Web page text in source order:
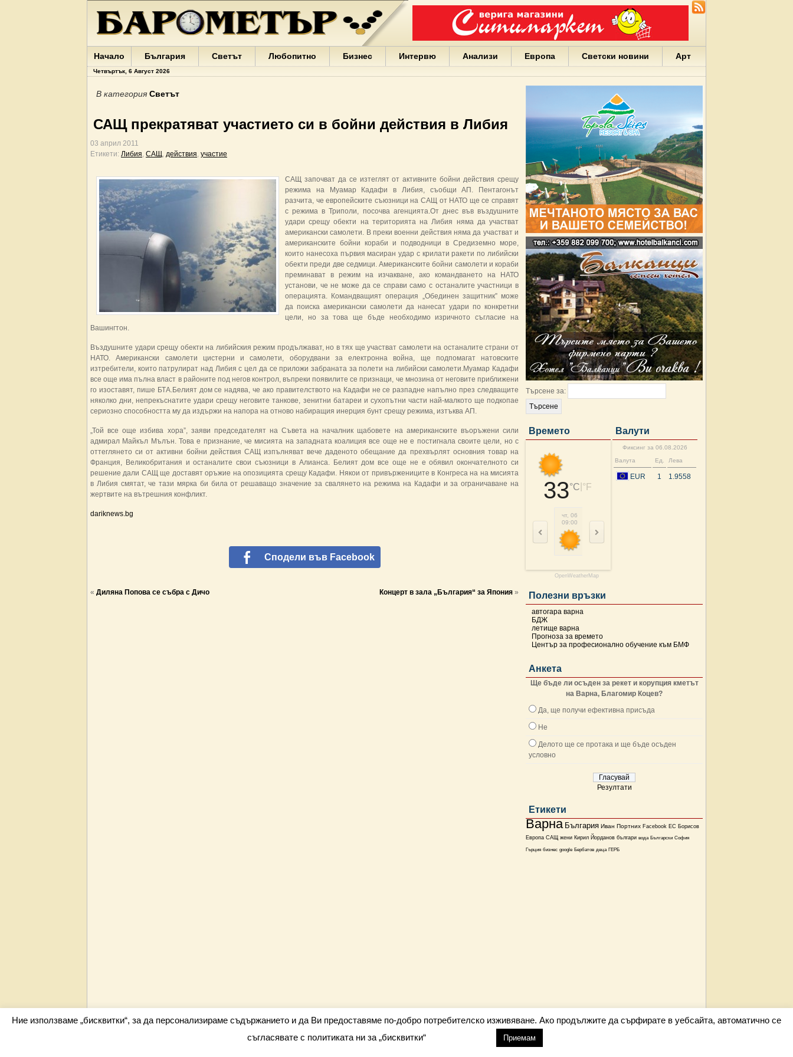
Варна
България
Портних
Facebook
ЕС
Борисов
Европа
Йорданов
българи
Гърция
бизнес
google
деца
Бербатов
ГЕРБ
Начало България Светът Любопитно Бизнес Интервю Анализи Европа Светски новини Арт
Четвъртък, 6 Август 2026
Търсене за:
Времето
33°C °F
чт, 06
09:00
12:00
OpenWeatherMap
Валути
Фиксинг за 06.08.2026
Валута
Ед. Лева
EUR 1 1.9558
Полезни връзки
автогара варна
БДЖ
летище варна
Прогноза за времето
Център за професионално обучение към БМФ
Анкета
Ще бъде ли осъден за рекет и корупция кметът
на Варна, Благомир Коцев?
Да, ще получи ефективна присъда
Не
Делото ще се протака и ще бъде осъден
условно
Резултати
Етикети
Варна България Иван Портних Facebook ЕС Борисов
Европа САЩ жени Кирил Йорданов българи вода Български София
Гърция бизнес google Бербатов деца ГЕРБ
В категория Светът
САЩ прекратяват участието си в бойни действия в Либия
03 април 2011
Етикети: Либия, САЩ, действия, участие
САЩ започват да се изтеглят от активните бойни действия срещу
режима на Муамар Кадафи в Либия, съобщи АП. Пентагонът
разчита, че европейските съюзници на САЩ от НАТО ще се справят
с режима в Триполи, посочва агенцията.От днес във въздушните
удари срещу обекти на територията на Либия няма да участват
американски самолети. В преки военни действия няма да участват и
американските бойни кораби и подводници в Средиземно море,
които нанесоха първия масиран удар с крилати ракети по либийски
обекти преди две седмици. Американските бойни самолети и кораби
преминават в режим на изчакване, ако командването на НАТО
установи, че не може да се справи само с останалите участници в
операцията. Командващият операция „Обединен защитник” може
да поиска американски самолети да нанесат удари по конкретни
цели, но за това ще бъде необходимо изричното съгласие на
Вашингтон.
Въздушните удари срещу обекти на либийския режим продължават, но в тях ще участват самолети на останалите страни от
НАТО. Американски самолети цистерни и самолети, оборудвани за електронна война, ще подпомагат натовските
изтребители, които патрулират над Либия с цел да се приложи забраната за полети на либийски самолети.Муамар Кадафи
все още има пълна власт в районите под негов контрол, въпреки появилите се признаци, че мнозина от неговите приближени
го изоставят, пише БТА.Белият дом се надява, че ако правителството на Кадафи не се разпадне напълно през следващите
няколко дни, непрекъснатите удари срещу неговите танкове, зенитни батареи и сухопътни части най-малкото ще подкопае
сериозно способността му да издържи на напора на отново набиращия инерция бунт срещу режима, изтъква АП.
„Той все още избива хора”, заяви председателят на Съвета на началник щабовете на американските въоръжени сили
адмирал Майкъл Мълън. Това е признание, че мисията на западната коалиция все още не е постигнала своите цели, но с
оттеглянето си от активни бойни действия САЩ изпълняват вече даденото обещание да прехвърлят основния товар на
Франция, Великобритания и останалите свои съюзници в Алианса. Белият дом все още не е обявил окончателното си
решение дали САЩ ще доставят оръжие на опозицията срещу Кадафи. Някои от привържениците в Конгреса на на мисията
в Либия смятат, че тази мярка би била от решаващо значение за свалянето на режима на Кадафи и за ограничаване на
жертвите на вътрешния конфликт.
dariknews.bg
Сподели във Facebook
« Диляна Попова се събра с Дичо Концерт в зала „България“ за Япония »
Всички права запазени barometar.net © 2026 info@barometar.net
Ние използваме „бисквитки“, за да персонализираме съдържанието и да Ви предоставяме по-добро потребителско изживяване. Ако продължите да сърфирате в уебсайта, автоматично се
съгласявате с политиката ни за „бисквитки“
Приемам